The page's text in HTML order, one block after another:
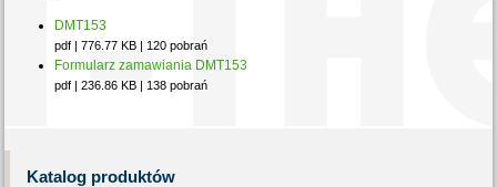
DMT153
pdf | 776.77 KB | 120 pobrań
Formularz zamawiania DMT153
pdf | 236.86 KB | 138 pobrań
Katalog produktów